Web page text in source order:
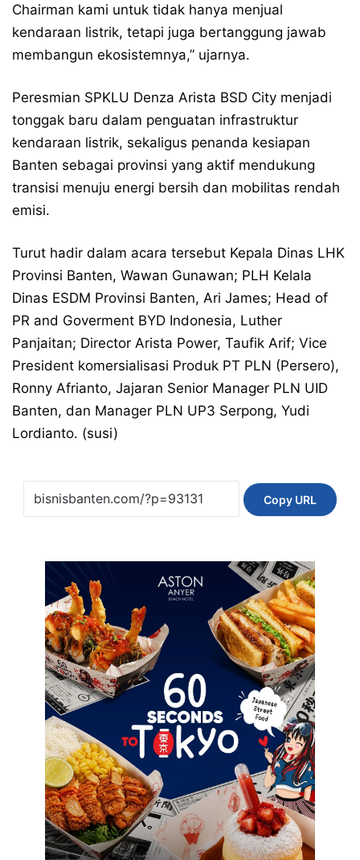
Chairman kami untuk tidak hanya menjual
kendaraan listrik, tetapi juga bertanggung jawab
membangun ekosistemnya,” ujarnya.
Peresmian SPKLU Denza Arista BSD City menjadi
tonggak baru dalam penguatan infrastruktur
kendaraan listrik, sekaligus penanda kesiapan
Banten sebagai provinsi yang aktif mendukung
transisi menuju energi bersih dan mobilitas rendah
emisi.
Turut hadir dalam acara tersebut Kepala Dinas LHK
Provinsi Banten, Wawan Gunawan; PLH Kelala
Dinas ESDM Provinsi Banten, Ari James; Head of
PR and Goverment BYD Indonesia, Luther
Panjaitan; Director Arista Power, Taufik Arif; Vice
President komersialisasi Produk PT PLN (Persero),
Ronny Afrianto, Jajaran Senior Manager PLN UID
Banten, dan Manager PLN UP3 Serpong, Yudi
Lordianto. (susi)
Copy URL